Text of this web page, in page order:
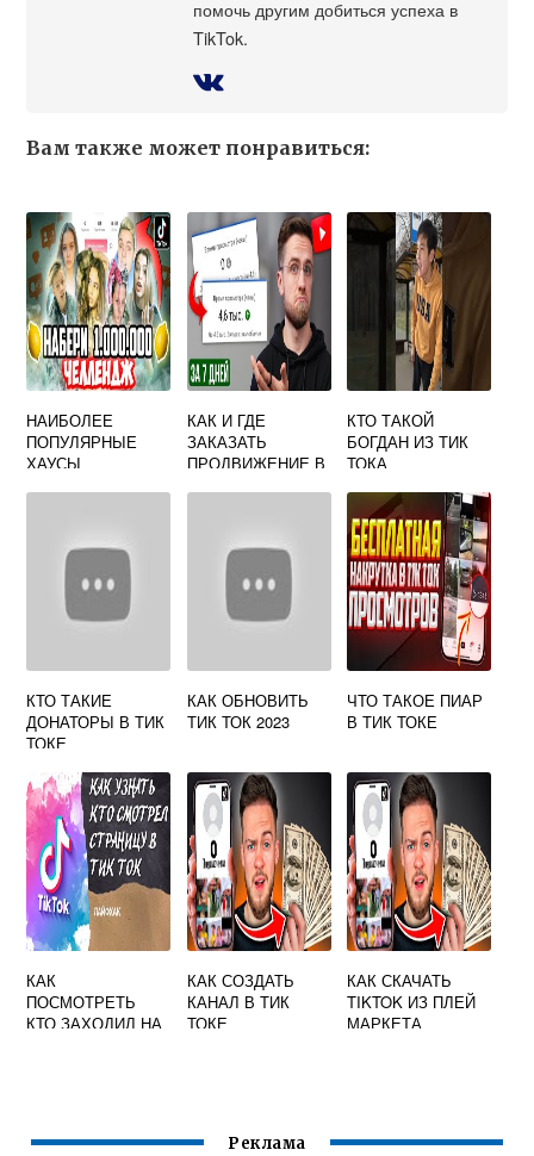
помочь другим добиться успеха в
TikTok.
Вам также может понравиться:
НАИБОЛЕЕ
ПОПУЛЯРНЫЕ
ХАУСЫ
КАК И ГДЕ
ЗАКАЗАТЬ
ПРОДВИЖЕНИЕ В
КТО ТАКОЙ
БОГДАН ИЗ ТИК
ТОКА
КТО ТАКИЕ
ДОНАТОРЫ В ТИК
ТОКЕ
КАК ОБНОВИТЬ
ТИК ТОК 2023
ЧТО ТАКОЕ ПИАР
В ТИК ТОКЕ
КАК
ПОСМОТРЕТЬ
КТО ЗАХОДИЛ НА
КАК СОЗДАТЬ
КАНАЛ В ТИК
ТОКЕ
КАК СКАЧАТЬ
TIKTOK ИЗ ПЛЕЙ
МАРКЕТА
Реклама